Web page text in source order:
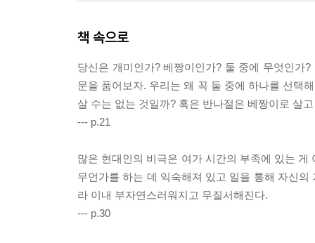
책 속으로
당신은 개미인가? 베짱이인가? 둘 중에 무엇인가
문을 품어보자. 우리는 왜 꼭 둘 중에 하나를 선택
살 수는 없는 것일까? 혹은 반나절은 베짱이로 살
--- p.21
많은 현대인의 비극은 여가 시간의 부족에 있는
무언가를 하는 데 익숙해져 있고 일을 통해 자신
라 이내 부자연스러워지고 무질서해진다.
--- p.30